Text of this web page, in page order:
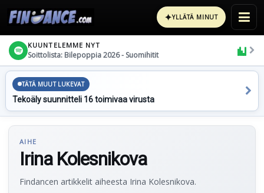
✦YLLÄTÄ MINUT
KUUNTELEMME NYT
Soittolista: Bilepoppia 2026 - Suomihitit
TÄTÄ MUUT LUKEVAT
Tekoäly suunnitteli 16 toimivaa virusta
AIHE
Irina Kolesnikova
Findancen artikkelit aiheesta Irina Kolesnikova.